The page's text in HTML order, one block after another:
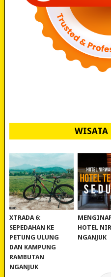
WISATA
REVIEW POLYGON
XTRADA 6:
SEPEDAHAN KE
PETUNG ULUNG
DAN KAMPUNG
RAMBUTAN
NGANJUK
MURAH
HOTEL
NGANJUK